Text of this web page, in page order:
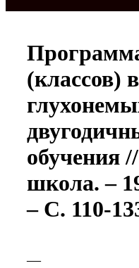
(классов)
обучения
школа. –
– С. 110-
—